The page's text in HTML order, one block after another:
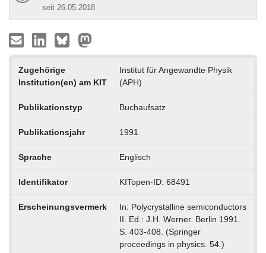
seit 26.05.2018
Zugehörige
Institution(en) am KIT
Institut für Angewandte Physik
(APH)
Publikationstyp Buchaufsatz
Publikationsjahr 1991
Sprache Englisch
Identifikator KITopen-ID: 68491
Erscheinungsvermerk
In: Polycrystalline semiconductors
II. Ed.: J.H. Werner. Berlin 1991.
S. 403-408. (Springer
proceedings in physics. 54.)